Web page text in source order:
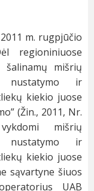
m. rugpjūčio
regioniniuose
šalinamų mišrių
nustatymo ir
kiekio juose
(Žin., 2011, Nr.
mišrių
nustatymo ir
kiekio juose
sąvartyne šiuos
UAB